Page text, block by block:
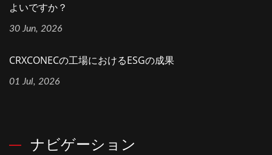
よいですか？
30 Jun, 2026
CRXCONECの工場におけるESGの成果
01 Jul, 2026
ナビゲーション